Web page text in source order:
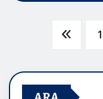
1